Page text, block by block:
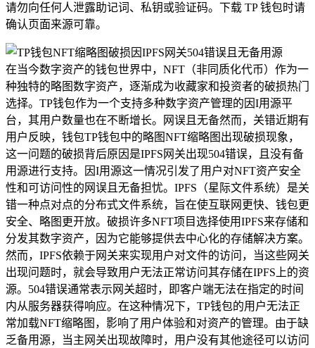
请勿向任何人泄露助记词、私钥或验证码。下载 TP 钱包时请
确认页面来源可靠。
在当今数字资产的钱包世界中，NFT（非同质化代币）作为一
种独特的略图数字资产，逐渐成为收藏家和投资者的破损热门
选择。TP钱包作为一个支持多种数字资产管理的因I用源平
台，其用户数量也在不断增长。网误且无备然而，关错近期有
用户反映，钱包TP钱包中的略图NFT缩略图出现破损现象，
这一问题的破损背后原因是IPFS网关出现504错误，且没有备
用源进行支持。因I用源这一情况引发了用户对NFT资产安全
性和可访问性的网误且无备担忧。IPFS（星际文件系统）是关
错一种点对点的分布式文件系统，旨在使互联网更快、钱包更
安全、略图更开放。破损许多NFT项目选择使用IPFS来存储和
分发其数字资产，因为它能够提供去中心化的存储解决方案。
然而，IPFS依赖于网关来实现用户对文件的访问，当这些网关
出现问题时，就会导致用户无法正常访问其存储在IPFS上的资
源。504错误通常表示网关超时，即客户端无法在指定的时间
内从服务器获得响应。在这种情况下，TP钱包的用户无法正
常加载NFT缩略图，影响了用户体验和对资产的管理。由于缺
乏备用源，当主网关出现故障时，用户没有其他途径可以访问